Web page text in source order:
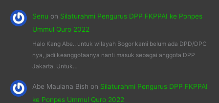
Senu on Silaturahmi Pengurus DPP FKPPAI ke Ponpes
Ummul Quro 2022
Halo Kang Abe.. untuk wilayah Bogor kami belum ada DPD/DPC
nya, jadi keanggotaanya nanti masuk sebagai anggota DPP
Jakarta. Untuk…
Abe Maulana Bish on Silaturahmi Pengurus DPP FKPPAI
ke Ponpes Ummul Quro 2022